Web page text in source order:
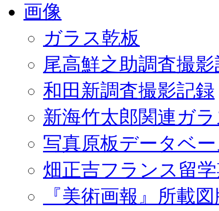
画像
ガラス乾板
尾高鮮之助調査撮
和田新調査撮影記録
新海竹太郎関連ガ
写真原板データベ
畑正吉フランス留
『美術画報』所載